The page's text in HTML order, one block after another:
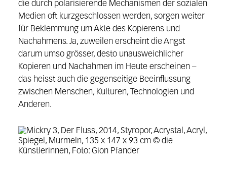
die durch polarisierende Mechanismen der sozialen
Medien oft kurzgeschlossen werden, sorgen weiter
für Beklemmung um Akte des Kopierens und
Nachahmens. Ja, zuweilen erscheint die Angst
darum umso grösser, desto unausweichlicher
Kopieren und Nachahmen im Heute erscheinen –
das heisst auch die gegenseitige Beeinflussung
zwischen Menschen, Kulturen,
Technologien und
Anderen.